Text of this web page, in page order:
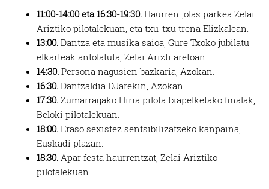
11:00-14:00 eta 16:30-19:30. Haurren jolas parkea Zelai
Ariztiko pilotalekuan, eta txu-txu trena Elizkalean.
13:00. Dantza eta musika saioa, Gure Txoko jubilatu
elkarteak antolatuta, Zelai Arizti aretoan.
14:30. Persona nagusien bazkaria, Azokan.
16:30. Dantzaldia DJarekin, Azokan.
17:30. Zumarragako Hiria pilota txapelketako finalak,
Beloki pilotalekuan.
18:00. Eraso sexistez sentsibilizatzeko kanpaina,
Euskadi plazan.
18:30. Apar festa haurrentzat, Zelai Ariztiko
pilotalekuan.